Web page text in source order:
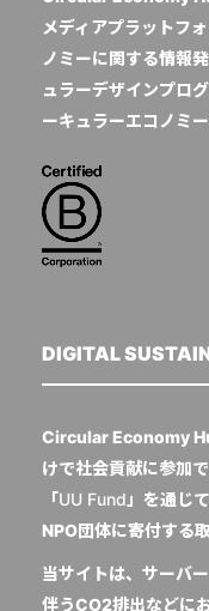
メディアプラットフ
ノミーに関する情報
ュラーデザインプロ
ーキュラーエコノミ
DIGITAL
Circular Economy
けで社会貢献に参加
「UU Fund 」を通じ
NPO団体に寄付する
当サイトは、サーバ
伴うCO2排出などに